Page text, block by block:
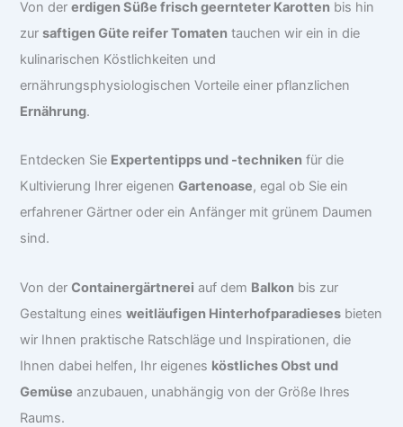
Von dererdigen Süße frisch geernteter Karotten bis hin
zursaftigen Güte reifer Tomaten tauchen wir ein in die
kulinarischen Köstlichkeiten und
ernährungsphysiologischen Vorteile einer pflanzlichen
Ernährung.
Entdecken Sie Expertentipps und -techniken für die
Kultivierung Ihrer eigenenGartenoase, egal ob Sie ein
erfahrener Gärtner oder ein Anfänger mit grünem Daumen
sind.
Von derContainergärtnerei auf dem Balkon bis zur
Gestaltung einesweitläufigen Hinterhofparadieses bieten
wir Ihnen praktische Ratschläge und Inspirationen, die
Ihnen dabei helfen, Ihr eigenes köstliches Obst und
Gemüse anzubauen, unabhängig von der Größe Ihres
Raums.